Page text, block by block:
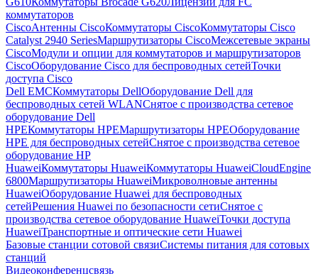
коммутаторов
CiscoАнтенны CiscoКоммутаторы CiscoКоммутаторы Cisco
Catalyst 2940 SeriesМаршрутизаторы CiscoМежсетевые экраны
CiscoМодули и опции для коммутаторов и маршрутизаторов
CiscoОборудование Cisco для беспроводных сетейТочки
доступа Cisco
Dell EMCКоммутаторы DellОборудование Dell для
беспроводных сетей WLANСнятое с производства сетевое
оборудование Dell
HPEКоммутаторы HPEМаршрутизаторы HPEОборудование
HPE для беспроводных сетейСнятое с производства сетевое
оборудование HP
HuaweiКоммутаторы HuaweiКоммутаторы HuaweiCloudEngine
6800Маршрутизаторы HuaweiМикроволновые антенны
HuaweiОборудование Huawei для беспроводных
сетейРешения Huawei по безопасности сетиСнятое с
производства сетевое оборудование HuaweiТочки доступа
HuaweiТранспортные и оптические сети Huawei
Базовые станции сотовой связиСистемы питания для сотовых
станций
Видеоконференцсвязь